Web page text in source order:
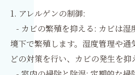
1. アレルゲンの制御:
- カビの繁殖を抑える: カビは湿
境下で繁殖します。湿度管理や通
どの対策を行い、カビの発生を抑